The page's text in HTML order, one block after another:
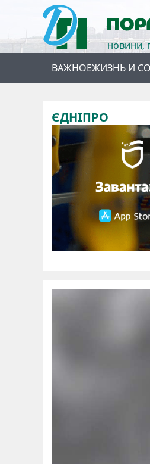
новини,
ВАЖНОЕЖИЗНЬ И
ЄДНІПРО